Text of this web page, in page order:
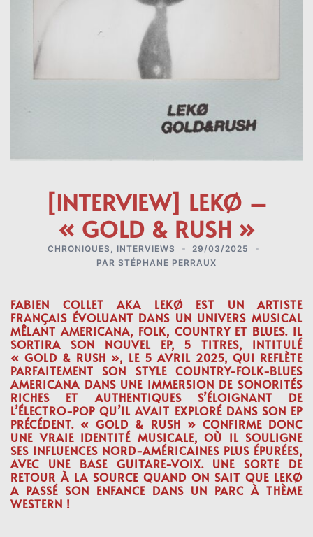
[INTERVIEW] LEKØ –
« GOLD & RUSH »
CHRONIQUES INTERVIEWS
29/03/2025
PAR STÉPHANE PERRAUX
FABIEN COLLET AKA LEKØ EST UN ARTISTE
FRANÇAIS ÉVOLUANT DANS UN UNIVERS MUSICAL
MÊLANT AMERICANA, FOLK, COUNTRY ET BLUES. IL
SORTIRA SON NOUVEL EP, 5 TITRES, INTITULÉ
« GOLD & RUSH », LE 5 AVRIL 2025, QUI REFLÈTE
PARFAITEMENT SON STYLE COUNTRY-FOLK-BLUES
AMERICANA DANS UNE IMMERSION DE SONORITÉS
RICHES ET AUTHENTIQUES S’ÉLOIGNANT DE
L’ÉLECTRO-POP QU’IL AVAIT EXPLORÉ DANS SON EP
PRÉCÉDENT. « GOLD & RUSH » CONFIRME DONC
UNE VRAIE IDENTITÉ MUSICALE, OÙ IL SOULIGNE
SES INFLUENCES NORD-AMÉRICAINES PLUS ÉPURÉES,
AVEC UNE BASE GUITARE-VOIX. UNE SORTE DE
RETOUR À LA SOURCE QUAND ON SAIT QUE LEKØ
A PASSÉ SON ENFANCE DANS UN PARC À THÈME
WESTERN !